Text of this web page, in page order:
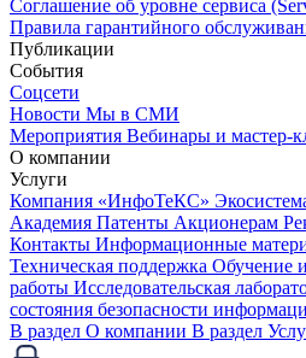
Соглашение об уровне сервиса
Правила гарантийного
Публикации
События
Соцсети
Новости Мы в СМИ
Мероприятия Вебинары и мастер-
О компании
Услуги
Компания «ИнфоТеКС»
Академия Патенты Акционерам
Контакты Информационные
Техническая поддержка Обучение
работы Исследовательская
состояния безопасности
В раздел О компании В раздел